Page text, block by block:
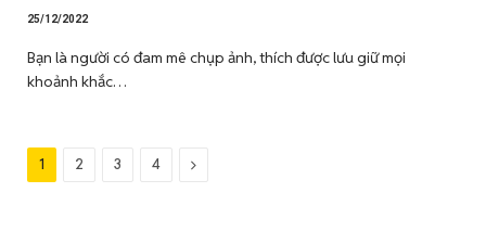
25/12/2022
Bạn là người có đam mê chụp ảnh, thích được lưu giữ mọi
khoảnh khắc…
1 2 3 4
Tiếp